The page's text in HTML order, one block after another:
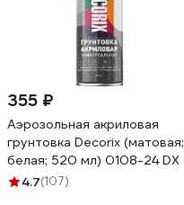
355 ₽
Аэрозольная акриловая
грунтовка Decorix (матовая;
белая; 520 мл) 0108-24 DX
4.7(107)